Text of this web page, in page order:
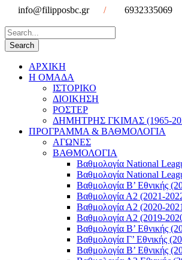
info@filipposbc.gr / 6932335069
ΑΡΧΙΚΗ
Η ΟΜΑΔΑ
ΙΣΤΟΡΙΚΟ
ΔΙΟΙΚΗΣΗ
ΡΟΣΤΕΡ
ΔΗΜΗΤΡΗΣ ΓΚΙΜΑΣ (1965-
ΠΡΟΓΡΑΜΜΑ & ΒΑΘΜΟΛΟΓΙΑ
ΑΓΩΝΕΣ
ΒΑΘΜΟΛΟΓΙΑ
Βαθμολογία National
Βαθμολογία National
Βαθμολογία Β’ Εθνικής
Βαθμολογία Α2 (2021-
Βαθμολογία Α2 (2020-
Βαθμολογία Α2 (2019-
Βαθμολογία B’ Εθνικής
Βαθμολογία Γ’ Εθνικής
Βαθμολογία Β’ Εθνικής